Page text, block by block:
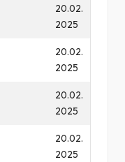
20.02.
2025
20.02.
2025
20.02.
2025
20.02.
2025